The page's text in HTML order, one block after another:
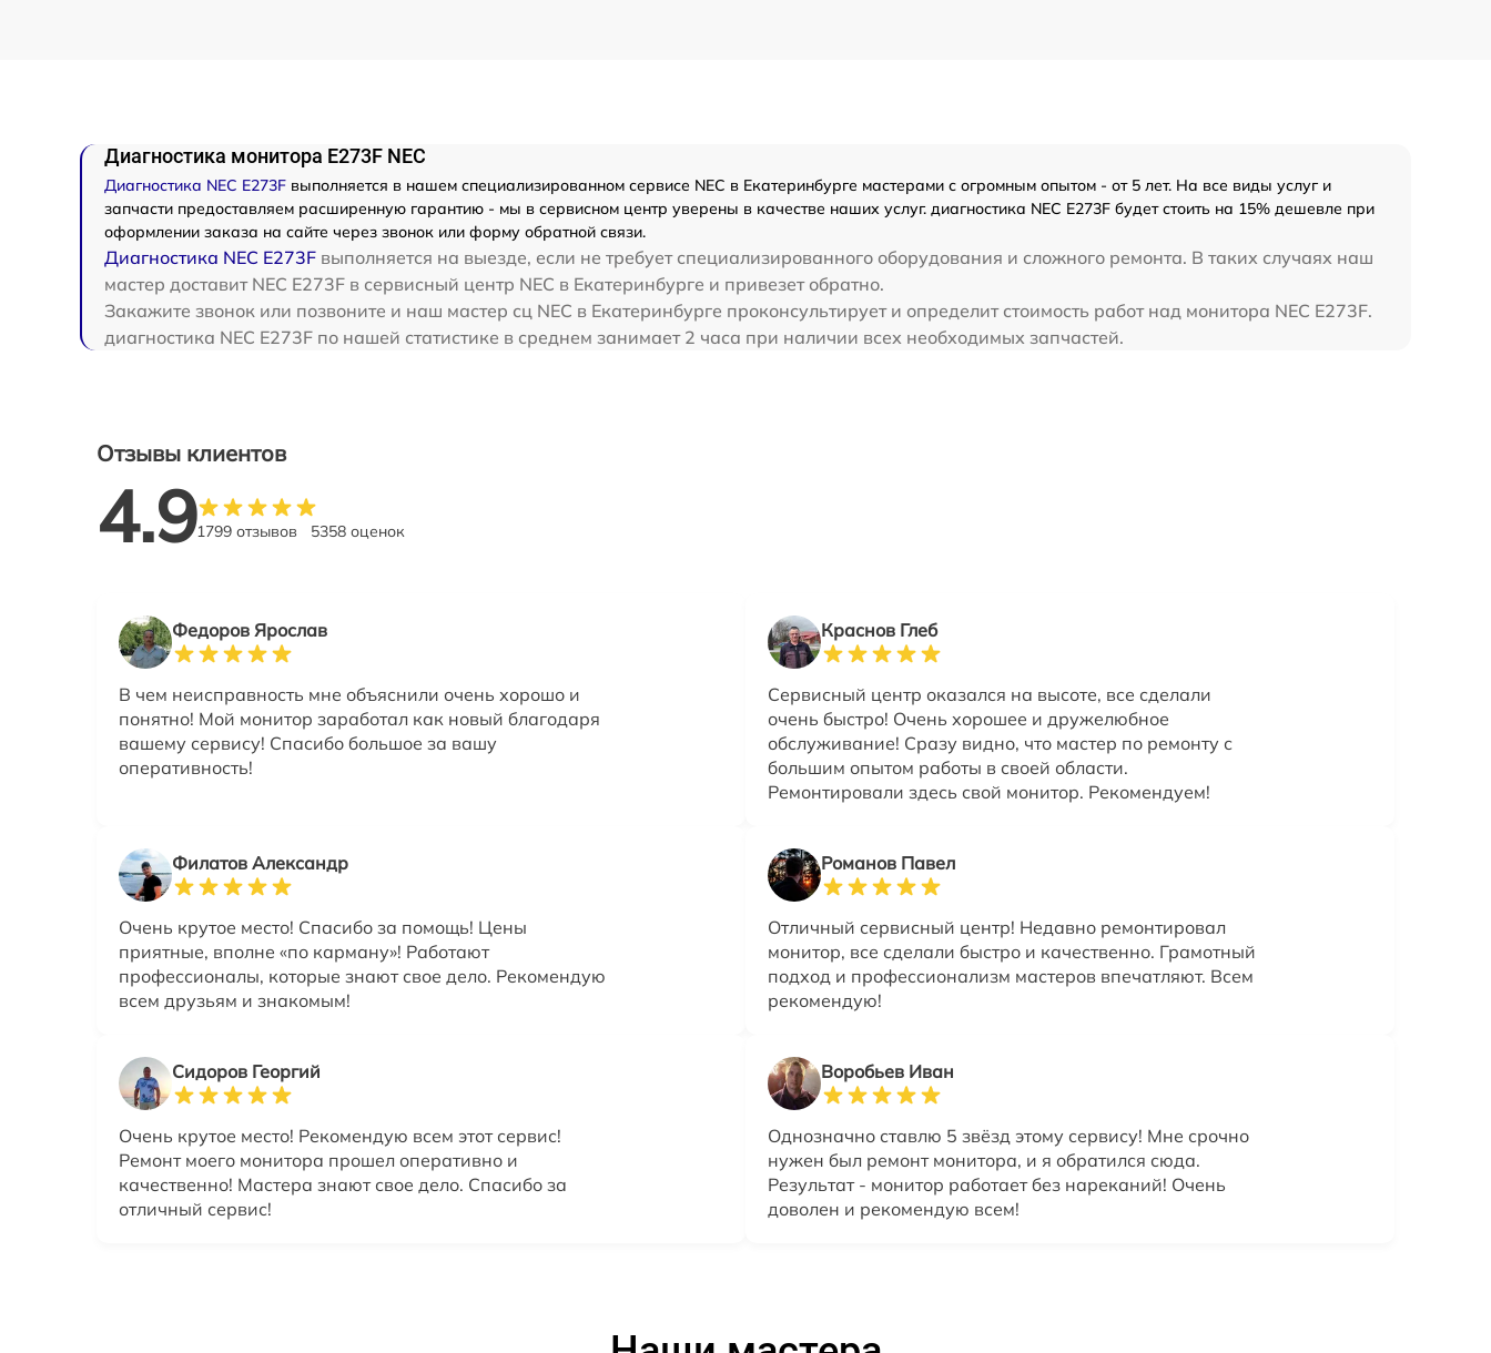
Диагностика монитора E273F NEC
Диагностика NEC E273F выполняется в нашем специализированном сервисе NEC в Екатеринбурге мастерами с огромным опытом - от 5 лет. На все виды услуг и
запчасти предоставляем расширенную гарантию - мы в сервисном центр уверены в качестве наших услуг. диагностика NEC E273F будет стоить на 15% дешевле при
оформлении заказа на сайте через звонок или форму обратной связи.
Диагностика NEC E273F выполняется на выезде, если не требует специализированного оборудования и сложного ремонта. В таких случаях наш
мастер доставит NEC E273F в сервисный центр NEC в Екатеринбурге и привезет обратно.
Закажите звонок или позвоните и наш мастер сц NEC в Екатеринбурге проконсультирует и определит стоимость работ над монитора NEC E273F.
диагностика NEC E273F по нашей статистике в среднем занимает 2 часа при наличии всех необходимых запчастей.
Отзывы клиентов
4.91799 отзывов 5358 оценок
Федоров Ярослав
В чем неисправность мне объяснили очень хорошо и
понятно! Мой монитор заработал как новый благодаря
вашему сервису! Спасибо большое за вашу
оперативность!
Краснов Глеб
Сервисный центр оказался на высоте, все сделали
очень быстро! Очень хорошее и дружелюбное
обслуживание! Сразу видно, что мастер по ремонту с
большим опытом работы в своей области.
Ремонтировали здесь свой монитор. Рекомендуем!
Филатов Александр
Очень крутое место! Спасибо за помощь! Цены
приятные, вполне «по карману»! Работают
профессионалы, которые знают свое дело. Рекомендую
всем друзьям и знакомым!
Романов Павел
Отличный сервисный центр! Недавно ремонтировал
монитор, все сделали быстро и качественно. Грамотный
подход и профессионализм мастеров впечатляют. Всем
рекомендую!
Сидоров Георгий
Очень крутое место! Рекомендую всем этот сервис!
Ремонт моего монитора прошел оперативно и
качественно! Мастера знают свое дело. Спасибо за
отличный сервис!
Воробьев Иван
Однозначно ставлю 5 звёзд этому сервису! Мне срочно
нужен был ремонт монитора, и я обратился сюда.
Результат - монитор работает без нареканий! Очень
доволен и рекомендую всем!